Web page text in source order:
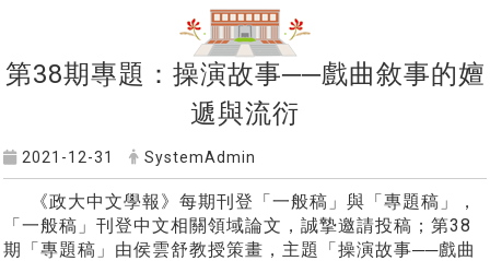
第38期專題：操演故事──戲曲敘事的嬗
遞與流衍
2021-12-31 SystemAdmin
《政大中文學報》每期刊登「一般稿」與「專題稿」，
「一般稿」刊登中文相關領域論文，誠摯邀請投稿；第38
期「專題稿」由侯雲舒教授策畫，主題「操演故事──戲曲